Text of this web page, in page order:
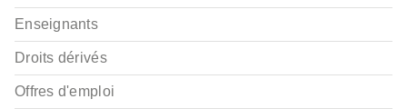
Enseignants
Droits dérivés
Offres d'emploi